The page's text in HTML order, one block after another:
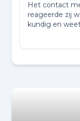
Het contact
reageerde zij
kundig en